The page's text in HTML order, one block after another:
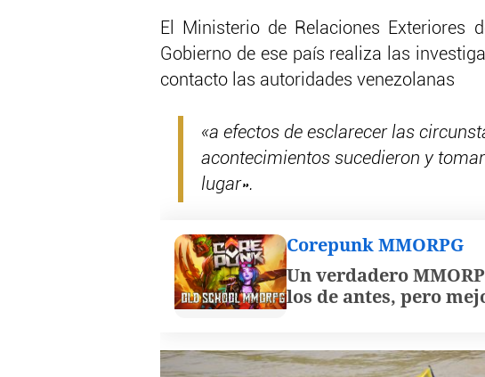
El Ministerio de Relaciones Exteriores
Gobierno de ese país realiza las
contacto las autoridades venezolanas
«a efectos de esclarecer las
acontecimientos sucedieron y
lugar».
Corepunk MMORPG
Un verdadero
los de antes, pero